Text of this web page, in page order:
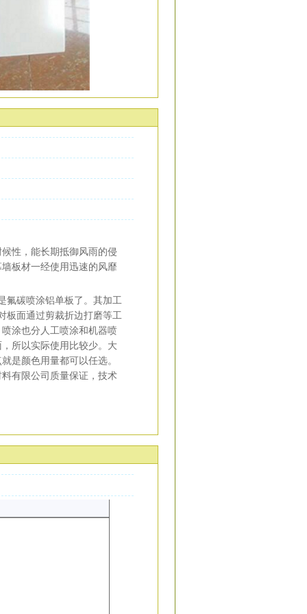
性，能长期抵御风雨的侵
板材一经使用迅速的风靡
氟碳喷涂铝单板了。其加工
板面通过剪裁折边打磨等工
涂也分人工喷涂和机器喷
所以实际使用比较少。大
是颜色用量都可以任选。
有限公司质量保证，技术